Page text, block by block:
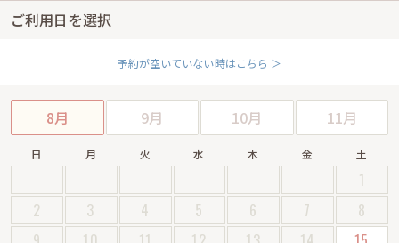
ご利用日を選択
予約が空いていない時はこちら ＞
8月 9月 10月 11月
日 月 火 水 木 金 土
1
2
3 4 5 6 7
8